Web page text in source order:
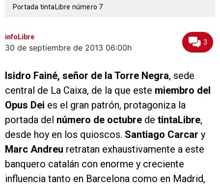
Portada tintaLibre número 7
infoLibre
30 de septiembre de 2013 06:00h
3
Isidro Fainé, señor de la Torre Negra, sede
central de La Caixa, de la que este miembro del
Opus Dei es el gran patrón, protagoniza la
portada del número de octubre de tintaLibre,
desde hoy en los quioscos. Santiago Carcar y
Marc Andreu retratan exhaustivamente a este
banquero catalán con enorme y creciente
influencia tanto en Barcelona como en Madrid,